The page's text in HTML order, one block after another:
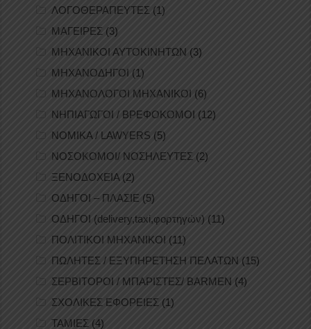
ΛΟΓΟΘΕΡΑΠΕΥΤΕΣ (1)
ΜΑΓΕΙΡΕΣ (3)
ΜΗΧΑΝΙΚΟΙ ΑΥΤΟΚΙΝΗΤΩΝ (3)
ΜΗΧΑΝΟΔΗΓΟΙ (1)
ΜΗΧΑΝΟΛΟΓΟΙ ΜΗΧΑΝΙΚΟΙ (6)
ΝΗΠΙΑΓΩΓΟΙ / ΒΡΕΦΟΚΟΜΟΙ (12)
ΝΟΜΙΚΑ / LAWYERS (5)
ΝΟΣΟΚΟΜΟΙ/ ΝΟΣΗΛΕΥΤΕΣ (2)
ΞΕΝΟΔΟΧΕΙΑ(2)
ΟΔΗΓΟΙ – ΠΛΑΣΙΕ (5)
ΟΔΗΓΟΙ (delivery,taxi,φορτηγών) (11)
ΠΟΛΙΤΙΚΟΙ ΜΗΧΑΝΙΚΟΙ (11)
ΠΩΛΗΤΕΣ / ΕΞΥΠΗΡΕΤΗΣΗ ΠΕΛΑΤΩΝ (15)
ΣΕΡΒΙΤΟΡΟΙ / ΜΠΑΡΙΣΤΕΣ/ BARMEN (4)
ΣΧΟΛΙΚΕΣ ΕΦΟΡΕΙΕΣ (1)
ΤΑΜΙΕΣ (4)